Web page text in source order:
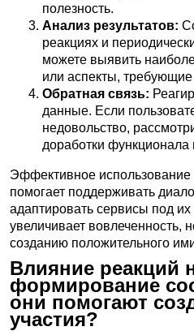
полезность.
Анализ результатов:
реакциях и
можете выявить
или аспекты,
Обратная связь:
данные. Если
недовольство,
доработки функционала
Эффективное использование
помогает поддерживать
адаптировать сервисы под
увеличивает вовлеченность,
созданию положительного
Влияние реакций
формирование
они помогают
участия?